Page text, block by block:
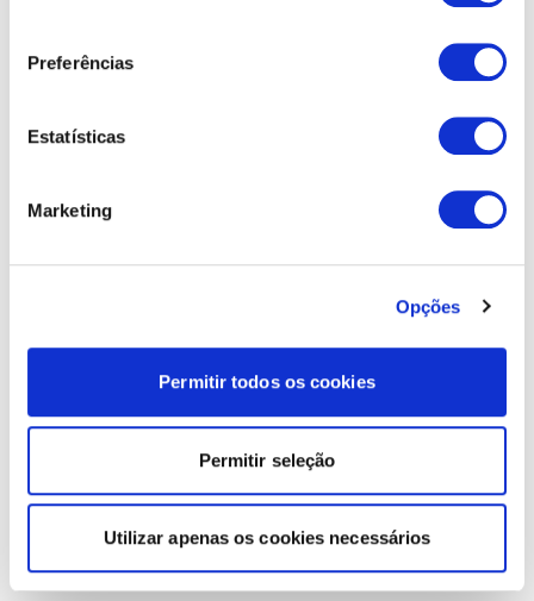
Preferências
Estatísticas
Marketing
Opções
Permitir todos os cookies
Permitir seleção
Utilizar apenas os cookies necessários